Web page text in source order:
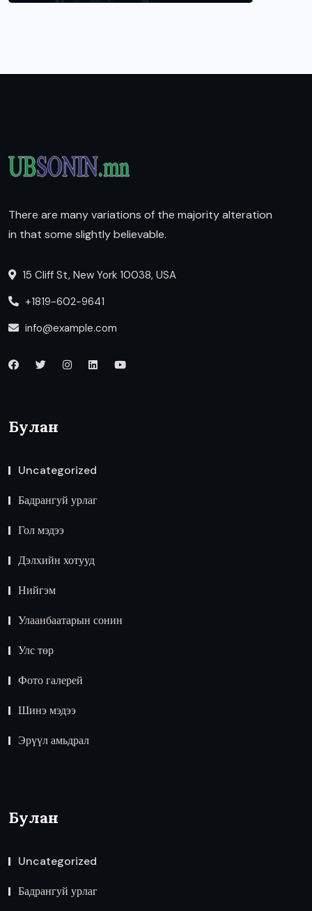
There are many variations of the majority alteration
in that some slightly believable.
15 Cliff St, New York 10038, USA
+1819-602-9641
info@example.com
Булан
Uncategorized
Бадрангуй урлаг
Гол мэдээ
Дэлхийн хотууд
Нийгэм
Улаанбаатарын сонин
Улс төр
Фото галерей
Шинэ мэдээ
Эрүүл амьдрал
Булан
Uncategorized
Бадрангуй урлаг